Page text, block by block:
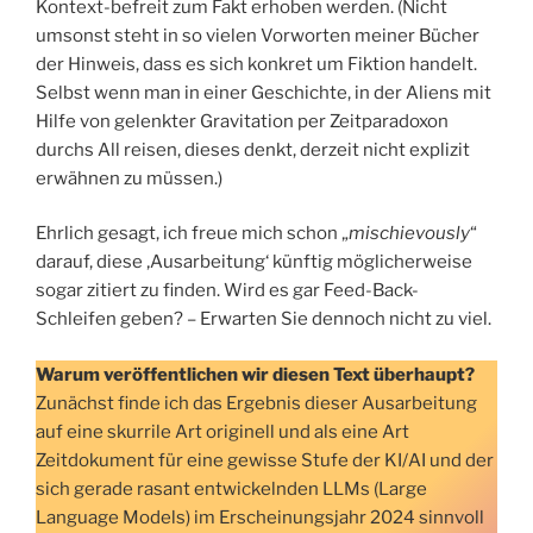
Kontext-befreit zum Fakt erhoben werden. (Nicht
umsonst steht in so vielen Vorworten meiner Bücher
der Hinweis, dass es sich konkret um Fiktion handelt.
Selbst wenn man in einer Geschichte, in der Aliens mit
Hilfe von gelenkter Gravitation per Zeitparadoxon
durchs All reisen, dieses denkt, derzeit nicht explizit
erwähnen zu müssen.)
Ehrlich gesagt, ich freue mich schon „mischievously“
darauf, diese ‚Ausarbeitung‘ künftig möglicherweise
sogar zitiert zu finden. Wird es gar Feed-Back-
Schleifen geben? – Erwarten Sie dennoch nicht zu viel.
Warum veröffentlichen wir diesen Text überhaupt?
Zunächst finde ich das Ergebnis dieser Ausarbeitung
auf eine skurrile Art originell und als eine Art
Zeitdokument für eine gewisse Stufe der KI/AI und der
sich gerade rasant entwickelnden LLMs (Large
Language Models) im Erscheinungsjahr 2024 sinnvoll